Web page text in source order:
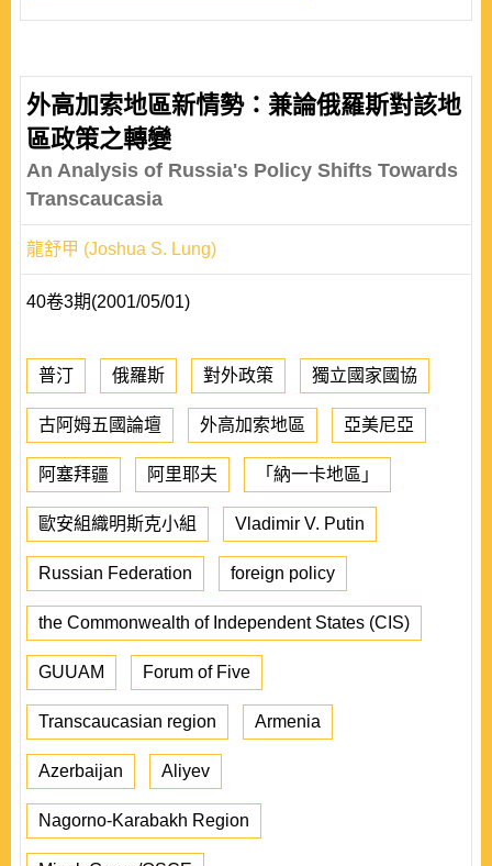
外高加索地區新情勢：兼論俄羅斯對該地
區政策之轉變
An Analysis of Russia's Policy Shifts Towards
Transcaucasia
龍舒甲 (Joshua S. Lung)
40卷3期(2001/05/01)
普汀 俄羅斯 對外政策 獨立國家國協
古阿姆五國論壇 外高加索地區 亞美尼亞
阿塞拜疆 阿里耶夫 「納一卡地區」
歐安組織明斯克小組 Vladimir V. Putin
Russian Federation foreign policy
the Commonwealth of Independent States (CIS)
GUUAM Forum of Five
Transcaucasian region Armenia
Azerbaijan Aliyev
Nagorno-Karabakh Region